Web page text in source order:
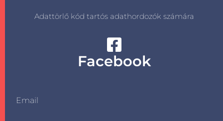
Adattörlő kód tartós adathordozók számára
Facebook
Email